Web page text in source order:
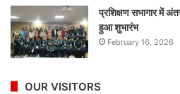
प्रशिक्षण सभागार में
हुआ शुभारंभ
February 16, 2026
OUR VISITORS